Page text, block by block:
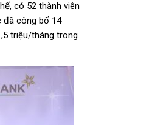
có 52 thành viên
đã công bố 14
triệu/tháng trong